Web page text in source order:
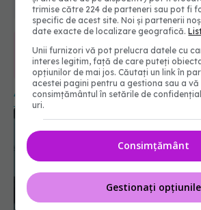
URMĂRITORI
365
URMĂRITORI
ARTICOLE SIMILARE
trimise către 224 de parteneri sau pot fi
specific de acest site. Noi și partenerii
date exacte de localizare geografică.
Unii furnizori vă pot prelucra datele cu
interes legitim, față de care puteți
opțiunilor de mai jos. Căutați un link în
acestei pagini pentru a gestiona sau a
consimțământul în setările de
uri.
Consimțământ
Gestionați opțiunile